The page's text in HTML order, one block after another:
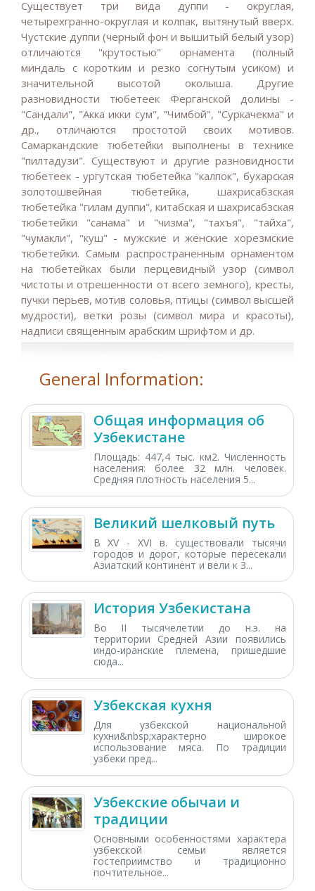
Существует три вида дуппи - округлая,
четырехгранно-округлая и колпак, вытянутый вверх.
Чустские дуппи (черный фон и вышитый белый узор)
отличаются "крутостью" орнамента (полный
миндаль с коротким и резко согнутым усиком) и
значительной высотой околыша. Другие
разновидности тюбетеек Ферганской долины -
"Сандали", "Акка икки сум", "Чимбой", "Суркачекма" и
др., отличаются простотой своих мотивов.
Самаркандские тюбетейки выполнены в технике
"пилтадузи". Существуют и другие разновидности
тюбетеек - ургутская тюбетейка "калпок", бухарская
золотошвейная тюбетейка, шахрисабзская
тюбетейка "гилам дуппи", китабская и шахрисабзская
тюбетейки "санама" и "чизма", "тахъя", "тайха",
"чумакли", "куш" - мужские и женские хорезмские
тюбетейки. Самым распространенным орнаментом
на тюбетейках были перцевидный узор (символ
чистоты и отрешенности от всего земного), кресты,
пучки перьев, мотив соловья, птицы (символ высшей
мудрости), ветки розы (символ мира и красоты),
надписи священным арабским шрифтом и др.
General Information:
Общая информация об
Узбекистане
Площадь: 447,4 тыс. км2. Численность
населения: более 32 млн. человек.
Средняя плотность населения 5...
Великий шелковый путь
В XV - XVI в. существовали тысячи
городов и дорог, которые пересекали
Азиатский континент и вели к З...
История Узбекистана
Во II тысячелетии до н.э. на
территории Средней Азии появились
индо-иранские племена, пришедшие
сюда...
Узбекская кухня
Для узбекской национальной
кухни&nbsp;характерно широкое
использование мяса. По традиции
узбеки пред...
Узбекские обычаи и
традиции
Основными особенностями характера
узбекской семьи является
гостеприимство и традиционно
почтительное...